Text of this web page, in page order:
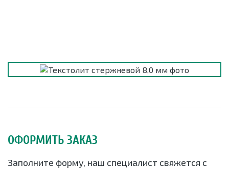
ОФОРМИТЬ ЗАКАЗ
Заполните форму, наш специалист свяжется с